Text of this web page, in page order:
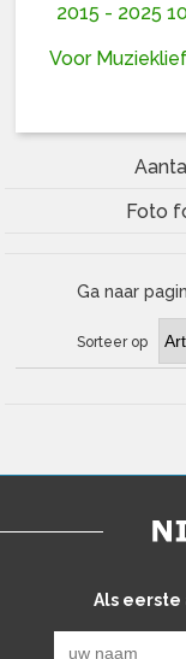
2015 - 2025
Voor
Foto
Ga naar
Sorteer op
Als eerste